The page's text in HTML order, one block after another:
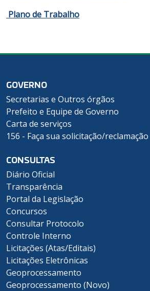
Plano de Trabalho
GOVERNO
Secretarias e Outros órgãos
Prefeito e Equipe de Governo
Carta de serviços
156 - Faça sua solicitação/reclamação
CONSULTAS
Diário Oficial
Transparência
Portal da Legislação
Concursos
Consultar Protocolo
Controle Interno
Licitações (Atas/Editais)
Licitações Eletrônicas
Geoprocessamento
Geoprocessamento (Novo)